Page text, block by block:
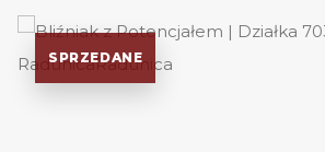
SPRZEDANE